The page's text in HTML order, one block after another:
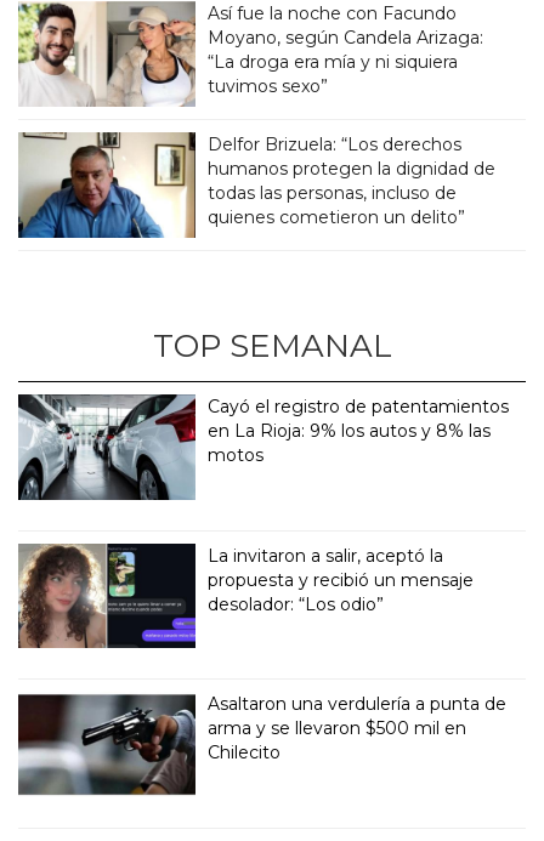
Así fue la noche con Facundo
Moyano, según Candela Arizaga:
“La droga era mía y ni siquiera
tuvimos sexo”
Delfor Brizuela: “Los derechos
humanos protegen la dignidad de
todas las personas, incluso de
quienes cometieron un delito”
TOP SEMANAL
Cayó el registro de patentamientos
en La Rioja: 9% los autos y 8% las
motos
La invitaron a salir, aceptó la
propuesta y recibió un mensaje
desolador: “Los odio”
Asaltaron una verdulería a punta de
arma y se llevaron $500 mil en
Chilecito